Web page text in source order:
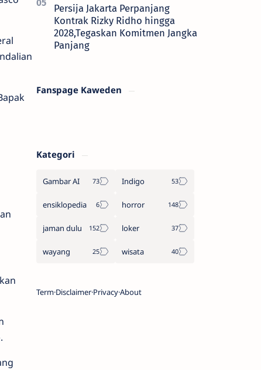
Persija Jakarta Perpanjang
Kontrak Rizky Ridho hingga
2028,Tegaskan Komitmen Jangka
Panjang
Fanspage Kaweden
Kategori
Gambar AI Indigo
ensiklopedia horror
jaman dulu loker
wayang wisata
TermDisclaimerPrivacyAbout